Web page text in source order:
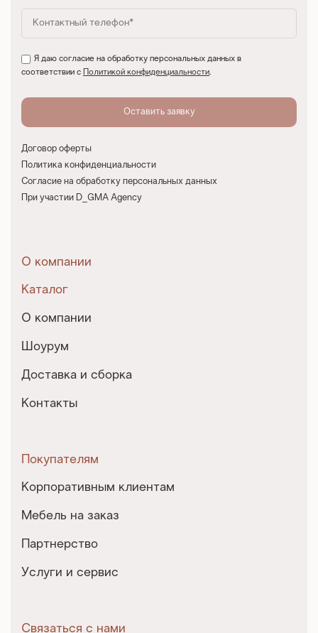
Я даю согласие на обработку персональных данных в
соответствии с Политикой конфиденциальности.
Договор оферты
Политика конфиденциальности
Согласие на обработку персональных данных
При участии D_GMA Agency
О компании
Каталог
О компании
Шоурум
Доставка и сборка
Контакты
Покупателям
Корпоративным клиентам
Мебель на заказ
Партнерство
Услуги и сервис
Связаться с нами